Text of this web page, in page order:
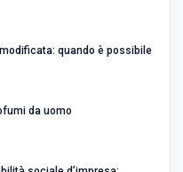
quando è possibile
da uomo